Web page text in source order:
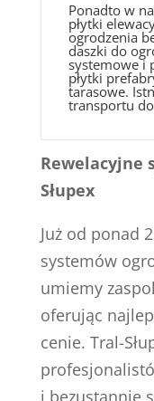
Ponadto w
płytki
ogrodzenia
daszki do
systemowe i
płytki
tarasowe.
transportu
Rewelacyjne
Słupex
Już od ponad
systemów
umiemy
oferując
cenie. Tral-